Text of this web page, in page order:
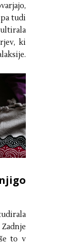
tudi
ki
to v